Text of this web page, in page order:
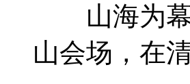
山海为幕
山会场，在